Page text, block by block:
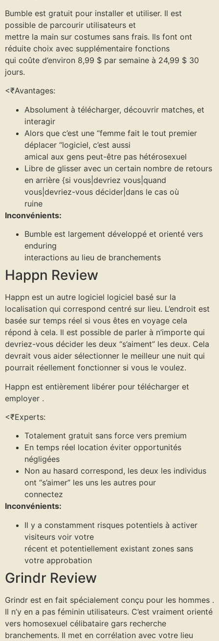
Bumble est gratuit pour installer et utiliser. Il est
possible de parcourir utilisateurs et
mettre la main sur costumes sans frais. Ils font ont
réduite choix avec supplémentaire fonctions
qui coûte d’environ 8,99 $ par semaine à 24,99 $ 30
jours.
<₹Avantages:
Absolument à télécharger, découvrir matches, et
interagir
Alors que c’est une “femme fait le tout premier
déplacer “logiciel, c’est aussi
amical aux gens peut-être pas hétérosexuel
Libre de glisser avec un certain nombre de retours
en arrière {si vous|devriez vous|quand
vous|devriez-vous décider|dans le cas où
ruine
Inconvénients:
Bumble est largement développé et orienté vers
enduring
interactions au lieu de branchements
Happn Review
Happn est un autre logiciel logiciel basé sur la
localisation qui correspond centré sur lieu. L’endroit est
basée sur temps réel si vous êtes en voyage cela
répond à cela. Il est possible de parler à n’importe qui
devriez-vous décider les deux “s’aiment” les deux. Cela
devrait vous aider sélectionner le meilleur une nuit qui
pourrait réellement fonctionner si vous le voulez.
Happn est entièrement libérer pour télécharger et
employer .
<₹Experts:
Totalement gratuit sans force vers premium
En temps réel location éviter opportunités
négligées
Non au hasard correspond, les deux les individus
ont “s’aimer” les uns les autres pour
connectez
Inconvénients:
Il y a constamment risques potentiels à activer
visiteurs voir votre
récent et potentiellement existant zones sans
votre approbation
Grindr Review
Grindr est en fait spécialement conçu pour les hommes .
Il n’y en a pas féminin utilisateurs. C’est vraiment orienté
vers homosexuel célibataire gars recherche
branchements. Il met en corrélation avec votre lieu